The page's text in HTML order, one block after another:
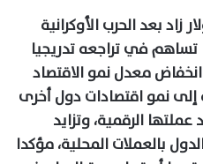
زاد بعد الحرب الأوكرانية
في تراجعه تدريجيا
معدل نمو الاقتصاد
إلى نمو اقتصادات دول أخرى
الرقمية، وتزايد
بالعملات المحلية، مؤكدا